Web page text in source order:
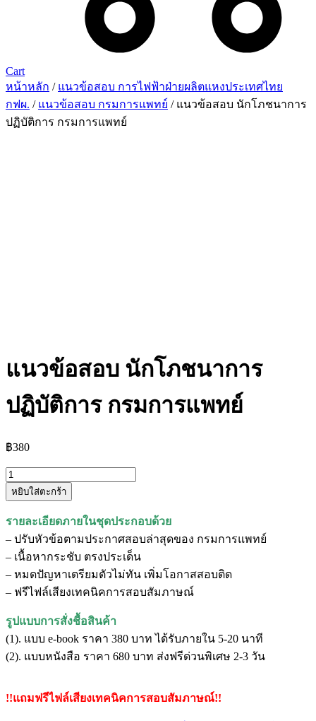
Cart
หน้าหลัก / แนวข้อสอบ การไฟฟ้าฝ่ายผลิตแหงประเทศไทย
กฟผ. / แนวข้อสอบ กรมการแพทย์ / แนวข้อสอบ นักโภชนาการ
ปฏิบัติการ กรมการแพทย์
แนวข้อสอบ นักโภชนาการ
ปฏิบัติการ กรมการแพทย์
฿380
จำนวน
แนว
นัก
โภชนาการ
ปฏิบัติ
การ
กรม
การ
แพทย์
ชิ้น
หยิบใส่ตะกร้า
รายละเอียดภายในชุดประกอบด้วย
– ปรับหัวข้อตามประกาศสอบล่าสุดของ กรมการแพทย์
– เนื้อหากระชับ ตรงประเด็น
– หมดปัญหาเตรียมตัวไม่ทัน เพิ่มโอกาสสอบติด
– ฟรีไฟล์เสียงเทคนิคการสอบสัมภาษณ์
รูปแบบการสั่งชื้อสินค้า
(1). แบบ e-book ราคา 380 บาท ได้รับภายใน 5-20 นาที
(2). แบบหนังสือ ราคา 680 บาท ส่งฟรีด่วนพิเศษ 2-3 วัน
!!แถมฟรีไฟล์เสียงเทคนิคการสอบสัมภาษณ์!!